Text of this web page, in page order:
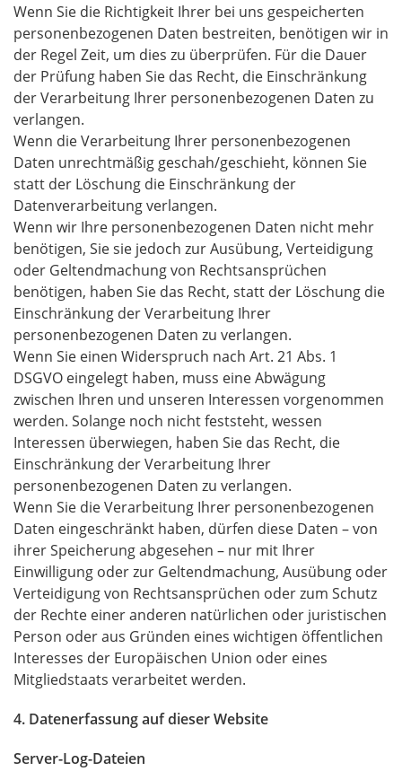
Wenn Sie die Richtigkeit Ihrer bei uns gespeicherten
personenbezogenen Daten bestreiten, benötigen wir in
der Regel Zeit, um dies zu überprüfen. Für die Dauer
der Prüfung haben Sie das Recht, die Einschränkung
der Verarbeitung Ihrer personenbezogenen Daten zu
verlangen.
Wenn die Verarbeitung Ihrer personenbezogenen
Daten unrechtmäßig geschah/geschieht, können Sie
statt der Löschung die Einschränkung der
Datenverarbeitung verlangen.
Wenn wir Ihre personenbezogenen Daten nicht mehr
benötigen, Sie sie jedoch zur Ausübung, Verteidigung
oder Geltendmachung von Rechtsansprüchen
benötigen, haben Sie das Recht, statt der Löschung die
Einschränkung der Verarbeitung Ihrer
personenbezogenen Daten zu verlangen.
Wenn Sie einen Widerspruch nach Art. 21 Abs. 1
DSGVO eingelegt haben, muss eine Abwägung
zwischen Ihren und unseren Interessen vorgenommen
werden. Solange noch nicht feststeht, wessen
Interessen überwiegen, haben Sie das Recht, die
Einschränkung der Verarbeitung Ihrer
personenbezogenen Daten zu verlangen.
Wenn Sie die Verarbeitung Ihrer personenbezogenen
Daten eingeschränkt haben, dürfen diese Daten – von
ihrer Speicherung abgesehen – nur mit Ihrer
Einwilligung oder zur Geltendmachung, Ausübung oder
Verteidigung von Rechtsansprüchen oder zum Schutz
der Rechte einer anderen natürlichen oder juristischen
Person oder aus Gründen eines wichtigen öffentlichen
Interesses der Europäischen Union oder eines
Mitgliedstaats verarbeitet werden.
4. Datenerfassung auf dieser Website
Server-Log-Dateien